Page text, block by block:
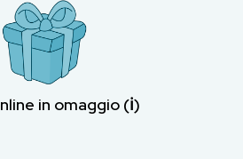
in omaggio (ℹ︎)